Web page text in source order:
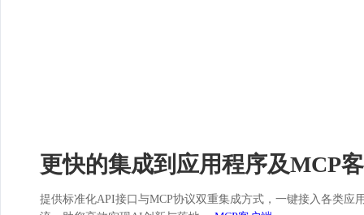
更快的集成到应用程序及MCP
提供标准化API接口与MCP协议双重集成方式，一键接入各类